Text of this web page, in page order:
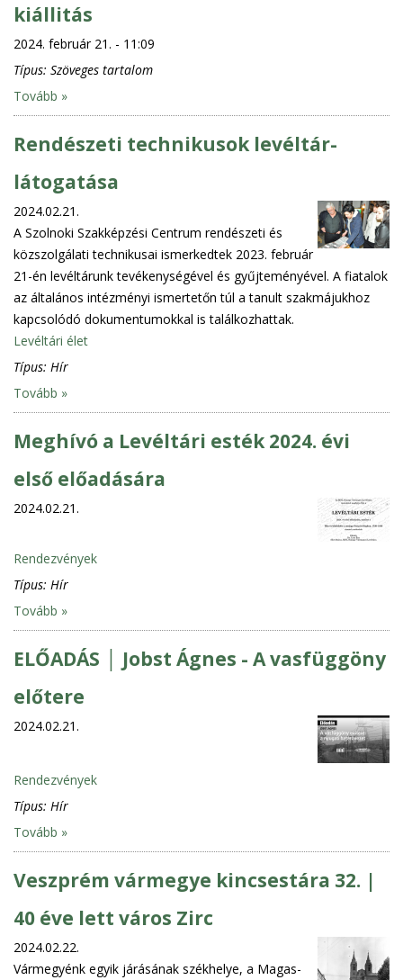
kiállitás
2024. február 21. - 11:09
Típus: Szöveges tartalom
Tovább »
Rendészeti technikusok levéltár-
látogatása
2024.02.21.
A Szolnoki Szakképzési Centrum rendészeti és
közszolgálati technikusai ismerkedtek 2023. február
21-én levéltárunk tevékenységével és gyűjteményével. A fiatalok
az általános intézményi ismertetőn túl a tanult szakmájukhoz
kapcsolódó dokumentumokkal is találkozhattak.
Levéltári élet
Típus: Hír
Tovább »
Meghívó a Levéltári esték 2024. évi
első előadására
2024.02.21.
Rendezvények
Típus: Hír
Tovább »
ELŐADÁS │ Jobst Ágnes - A vasfüggöny
előtere
2024.02.21.
Rendezvények
Típus: Hír
Tovább »
Veszprém vármegye kincsestára 32. |
40 éve lett város Zirc
2024.02.22.
Vármegyénk egyik járásának székhelye, a Magas-